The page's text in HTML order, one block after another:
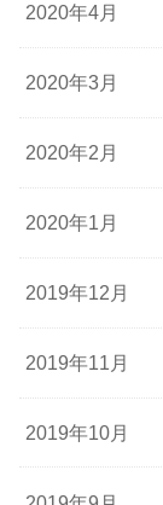
2020年4月
2020年3月
2020年2月
2020年1月
2019年12月
2019年11月
2019年10月